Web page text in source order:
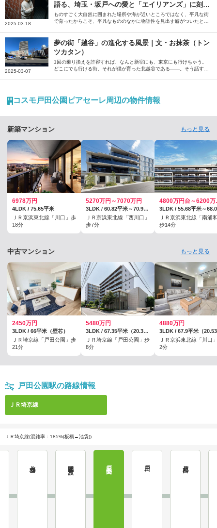
2025-03-18
語る、埼玉・坂戸への愛と「エイリアンズ」に刻ま
れた原風景
ものすごく大自然に囲まれた場所や海が近いところではなく、平凡な街
で育ったからこそ、平凡なもののなかに物語性を見出す癖がついたと思
について伺いました。
2025-03-07
夢の街「越谷」の進化する風景｜文・お抹茶（トン
ツカタン）
1回の乗り換えを許容すれば、なんと新宿にも、東京にも行けちゃう。
どこにでも行ける街。それが僕が育った北越谷である――。そう話すの
コスモ戸田公園ピアセーレ周辺の物件情報
新築マンション もっと見る
6978万円
4LDK / 75.65平米
ＪＲ京浜東北線「川口」歩
18分
5270万円～7070万円
3LDK / 60.82平米～70.9平米
ＪＲ京浜東北線「西川口」
歩7分
ＪＲ京浜東北線「南浦
歩14分
中古マンション もっと見る
2450万円
3LDK / 66平米（壁芯）
ＪＲ埼京線「戸田公園」歩
21分
5480万円
3LDK / 67.35平米（20.37坪）（壁芯）
ＪＲ埼京線「戸田公園」歩
8分
4880万円
ＪＲ京浜東北線「川口
2分
戸田公園駅の路線情報
ＪＲ埼京線
ＪＲ埼京線(混雑率：185%(板橋→池袋))